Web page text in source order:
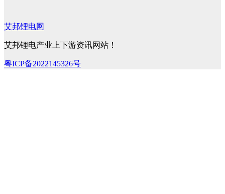
艾邦锂电网
艾邦锂电产业上下游资讯网站！
粤ICP备2022145326号